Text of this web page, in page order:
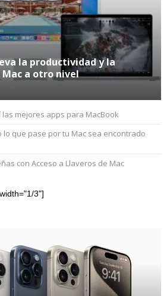
la productividad y la
a otro nivel
mejores apps para MacBook
lo que pase por tu Mac sea encontrado
con Acceso a Llaveros de Mac
3"]